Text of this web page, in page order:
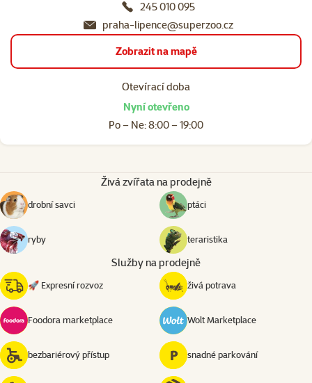
245 010 095
praha-lipence@superzoo.cz
Zobrazit na mapě
Otevírací doba
Nyní otevřeno
Po – Ne: 8:00 – 19:00
Živá zvířata na prodejně
drobní savci ptáci
ryby teraristika
Služby na prodejně
🚀 Expresní rozvoz živá potrava
Foodora marketplace Wolt Marketplace
bezbariérový přístup snadné parkování